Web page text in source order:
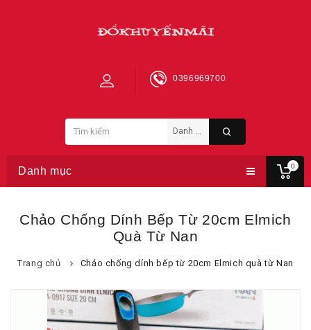
0
0396969700
Danh mục
Chảo Chống Dính Bếp Từ 20cm Elmich
Quà Từ Nan
Trang chủ Chảo chống dính bếp từ 20cm Elmich quà từ Nan